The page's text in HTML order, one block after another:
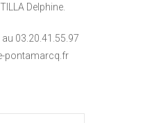
Delphine.
03.20.41.55.97
pontamarcq.fr